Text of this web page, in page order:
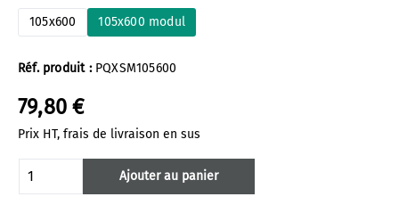
Réf. produit : PQXSM105600
79,80 €
Prix HT, frais de livraison en sus
105x600
105x600 modul
Quantité de produit : Entrez la quantité
Ajouter au panier